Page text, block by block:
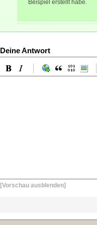
Beispiel erstellt habe.
Deine Antwort
[Vorschau ausblenden]